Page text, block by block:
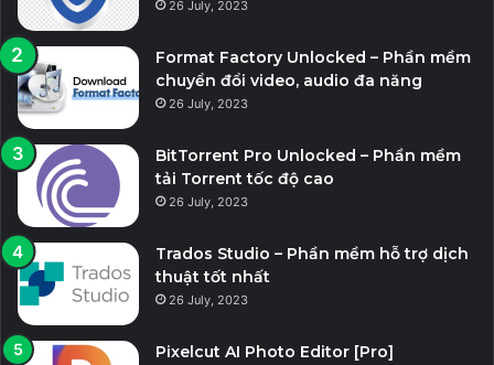
26 July, 2023
Format Factory Unlocked – Phần mềm
chuyển đổi video, audio đa năng
26 July, 2023
BitTorrent Pro Unlocked – Phần mềm
tải Torrent tốc độ cao
26 July, 2023
Trados Studio – Phần mềm hỗ trợ dịch
thuật tốt nhất
26 July, 2023
Pixelcut AI Photo Editor [Pro]